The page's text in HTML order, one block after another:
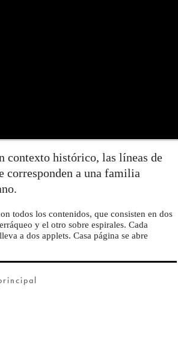
contexto histórico, las líneas de
corresponden a una familia
todos los contenidos, que consisten en dos
y el otro sobre espirales. Cada
a dos applets. Casa página se abre